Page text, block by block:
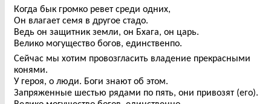
Когда бык громко ревет среди одних,
Он влагает семя в другое стадо.
Ведь он защитник земли, он Бхага, он царь.
Велико могущество богов, единственпо.
Сейчас мы хотим провозгласить владение прекрасными
конями.
У героя, о люди. Боги знают об этом.
Запряженные шестью рядами по пять, они привозят (его).